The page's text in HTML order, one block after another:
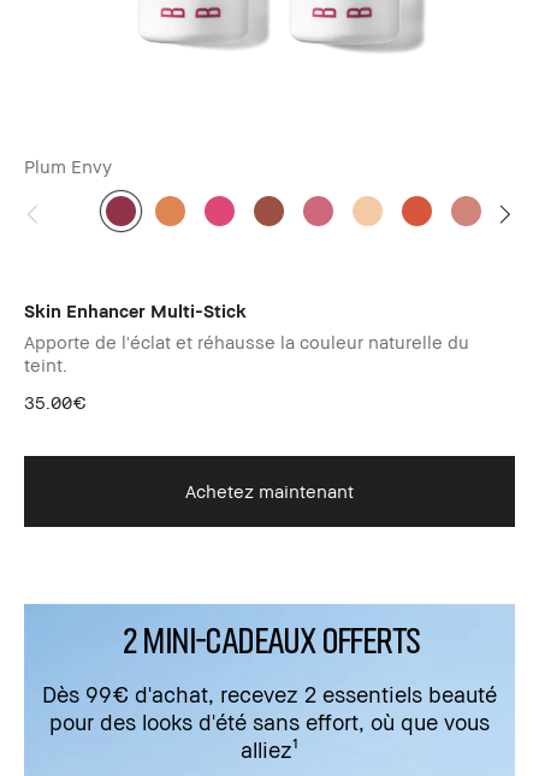
Plum Envy
Skin Enhancer Multi-Stick
Apporte de l'éclat et réhausse la couleur naturelle du
teint.
35.00€
Achetez maintenant
2 MINI-CADEAUX OFFERTS
Dès 99€ d'achat, recevez 2 essentiels beauté
pour des looks d'été sans effort, où que vous
alliez¹